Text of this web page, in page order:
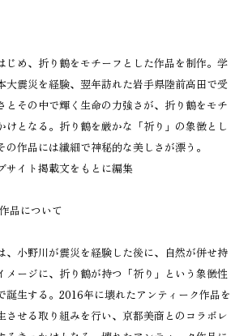
じめ、折り鶴をモチーフとした作品を制作。学
大震災を経験、翌年訪れた岩手県陸前高田で受
とその中で輝く生命の力強さが、折り鶴をモチ
けとなる。折り鶴を厳かな「祈り」の象徴とし
作品には繊細で神秘的な美しさが漂う。
イト掲載文をもとに編集
品について
、小野川が震災を経験した後に、自然が併せ持
メージに、折り鶴が持つ「祈り」という象徴性
誕生する。2016年に壊れたアンティーク作品を
させる取り組みを行い、京都美商とのコラボレ